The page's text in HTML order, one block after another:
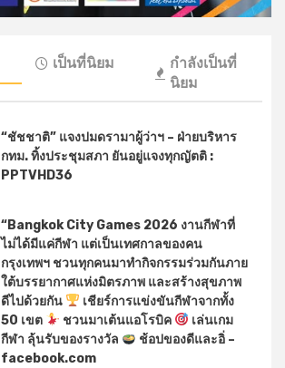
เป็นที่นิยม
กำลังเป็นที่
นิยม
“ชัชชาติ” แจงปมดรามาผู้ว่าฯ – ฝ่ายบริหาร
กทม. ทิ้งประชุมสภา ยันอยู่แจงทุกญัตติ :
PPTVHD36
“Bangkok City Games 2026 งานกีฬาที่
ไม่ได้มีแค่กีฬา แต่เป็นเทศกาลของคน
กรุงเทพฯ ชวนทุกคนมาทำกิจกรรมร่วมกันภาย
ใต้บรรยากาศแห่งมิตรภาพ และสร้างสุขภาพ
ดีไปด้วยกัน
เชียร์การแข่งขันกีฬาจากทั้ง
50 เขต
ชวนมาเต้นแอโรบิค
เล่นเกม
กีฬา ลุ้นรับของรางวัล
ช้อปของดีและอิ่ –
facebook.com